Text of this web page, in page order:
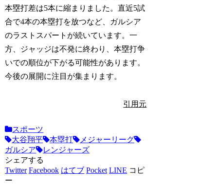
本塁打差は5本に縮まりました。直近5試
合で4本の本塁打を放つなど、ガルシア
のラストスパートが続いています。一
方、ジャッジは不発に終わり、本塁打争
いでの順位が下がる可能性があります。
今後の展開に注目が集まります。
引用元
スポーツ
大谷翔平
本塁打
メジャーリーグ
ガルシア
レンジャーズ
シェアする
Twitter Facebook はてブ Pocket LINE コピ
ー